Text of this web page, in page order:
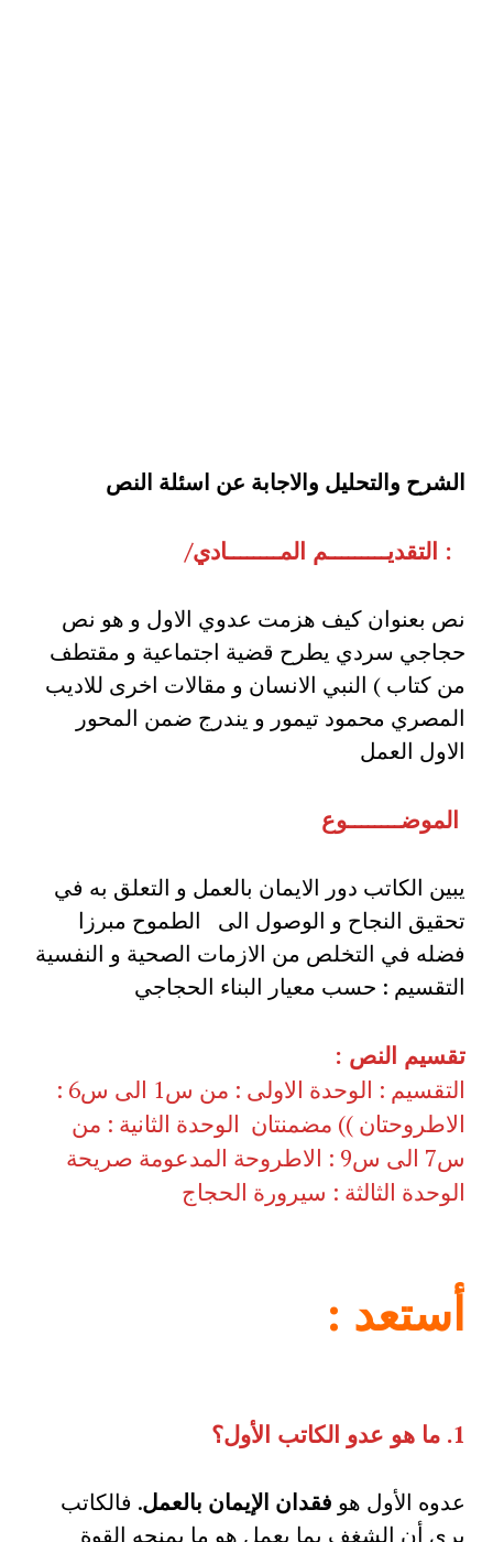
الشرح والتحليل والاجابة عن اسئلة النص
: التقديـــــــــم المــــــــادي/
نص بعنوان كيف هزمت عدوي الاول و هو نص
حجاجي سردي يطرح قضية اجتماعية و مقتطف
من كتاب ) النبي الانسان و مقالات اخرى للاديب
المصري محمود تيمور و يندرج ضمن المحور
الاول العمل
الموضــــــــوع
يبين الكاتب دور الايمان بالعمل و التعلق به في
تحقيق النجاح و الوصول الى الطموح مبرزا
فضله في التخلص من الازمات الصحية و النفسية
التقسيم : حسب معيار البناء الحجاجي
تقسيم النص :
التقسيم : الوحدة الاولى : من س1 الى س6 :
الاطروحتان )) مضمنتان الوحدة الثانية : من
س7 الى س9 : الاطروحة المدعومة صريحة
الوحدة الثالثة : سيرورة الحجاج
أستعد :
1. ما هو عدو الكاتب الأول؟
عدوه الأول هو فقدان الإيمان بالعمل. فالكاتب
يرى أن الشغف بما يعمل هو ما يمنحه القوة